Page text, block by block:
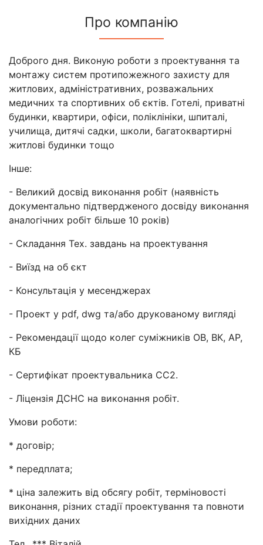
Про компанію
Доброго дня. Виконую роботи з проектування та
монтажу систем протипожежного захисту для
житлових, адміністративних, розважальних
медичних та спортивних об єктів. Готелі, приватні
будинки, квартири, офіси, поліклініки, шпиталі,
училища, дитячі садки, школи, багатоквартирні
житлові будинки тощо
Інше:
- Великий досвід виконання робіт (наявність
документально підтвердженого досвіду виконання
аналогічних робіт більше 10 років)
- Складання Тех. завдань на проектування
- Виїзд на об єкт
- Консультація у месенджерах
- Проект у pdf, dwg та/або друкованому вигляді
- Рекомендації щодо колег суміжників ОВ, ВК, АР,
КБ
- Сертифікат проектувальника СС2.
- Ліцензія ДСНС на виконання робіт.
Умови роботи:
* договір;
* передплата;
* ціна залежить від обсягу робіт, терміновості
виконання, різних стадії проектування та повноти
вихідних даних